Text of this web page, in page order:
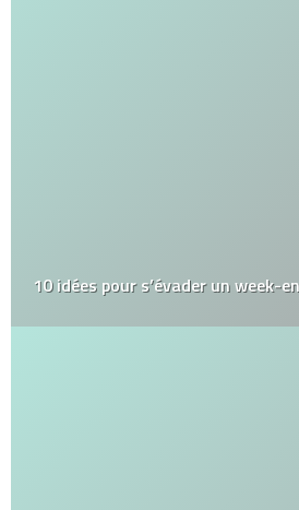
10 idées pour s’évader un week-